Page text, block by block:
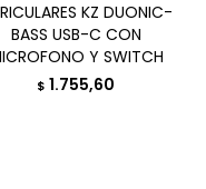
KZ DUONIC-
BASS USB-C CON
Y SWITCH
$ 1.755,60